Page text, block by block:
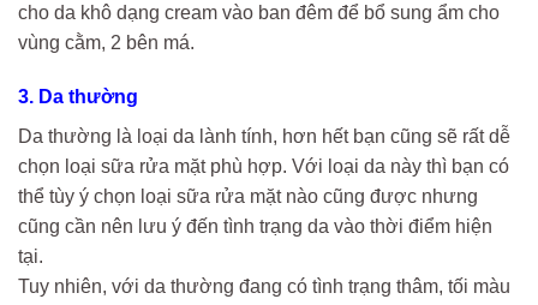
cho da khô dạng cream vào ban đêm để bổ sung ẩm cho
vùng cằm, 2 bên má.
3. Da thường
Da thường là loại da lành tính, hơn hết bạn cũng sẽ rất dễ
chọn loại sữa rửa mặt phù hợp. Với loại da này thì bạn có
thể tùy ý chọn loại sữa rửa mặt nào cũng được nhưng
cũng cần nên lưu ý đến tình trạng da vào thời điểm hiện
tại.
Tuy nhiên, với da thường đang có tình trạng thâm, tối màu